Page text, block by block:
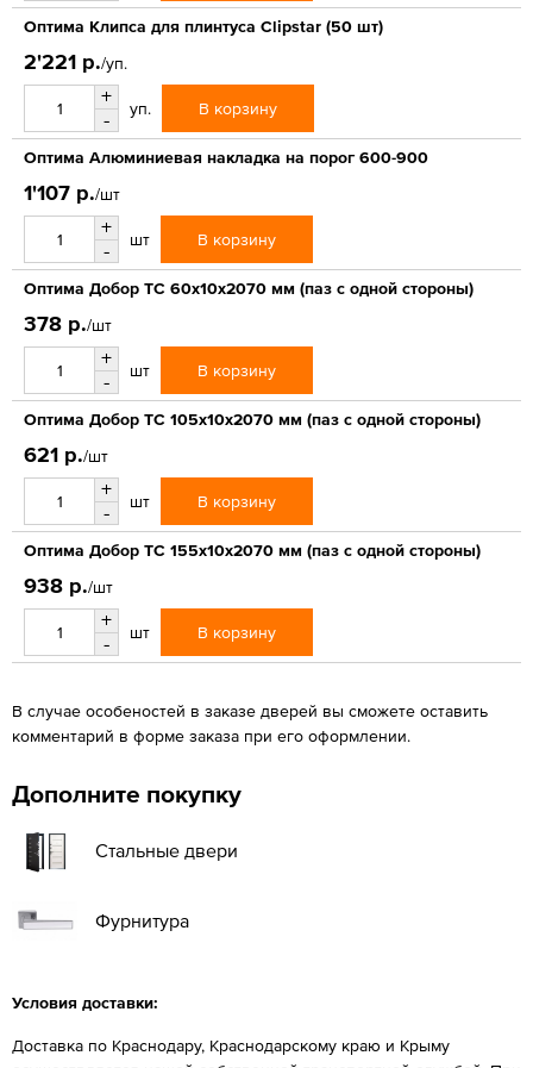
Оптима Клипса для плинтуса Clipstar (50 шт)
2'221 р./уп.
+
-
уп. В корзину
Оптима Алюминиевая накладка на порог 600-900
1'107 р./шт
+
-
шт В корзину
Оптима Добор ТС 60х10х2070 мм (паз с одной стороны)
378 р./шт
+
-
шт В корзину
Оптима Добор ТС 105х10х2070 мм (паз с одной стороны)
621 р./шт
+
-
шт В корзину
Оптима Добор ТС 155х10х2070 мм (паз с одной стороны)
938 р./шт
+
-
шт В корзину
В случае особеностей в заказе дверей вы сможете оставить
комментарий в форме заказа при его оформлении.
Дополните покупку
Стальные двери
Фурнитура
Условия доставки:
Доставка по Краснодару, Краснодарскому краю и Крыму